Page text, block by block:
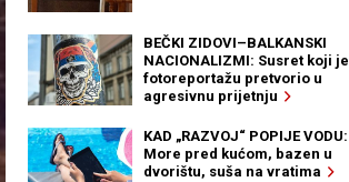
BEČKI ZIDOVI–BALKANSKI
NACIONALIZMI: Susret koji je
fotoreportažu pretvorio u
agresivnu prijetnju
KAD „RAZVOJ“ POPIJE VODU:
More pred kućom, bazen u
dvorištu, suša na vratima